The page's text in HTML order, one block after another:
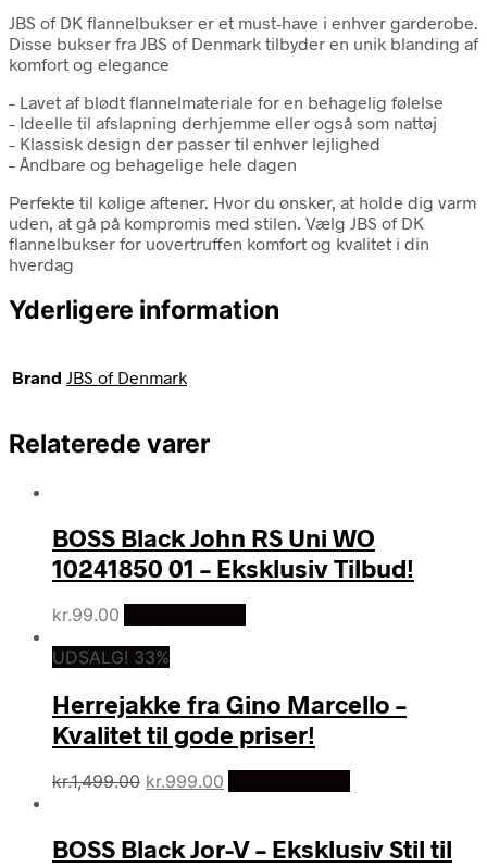
JBS of DK flannelbukser er et must-have i enhver garderobe.
Disse bukser fra JBS of Denmark tilbyder en unik blanding af
komfort og elegance
– Lavet af blødt flannelmateriale for en behagelig følelse
– Ideelle til afslapning derhjemme eller også som nattøj
– Klassisk design der passer til enhver lejlighed
– Åndbare og behagelige hele dagen
Perfekte til kølige aftener. Hvor du ønsker, at holde dig varm
uden, at gå på kompromis med stilen. Vælg JBS of DK
flannelbukser for uovertruffen komfort og kvalitet i din
hverdag
Yderligere information
Brand JBS of Denmark
Relaterede varer
BOSS Black John RS Uni WO
10241850 01 – Eksklusiv Tilbud!
kr.99.00
UDSALG! 33%
Herrejakke fra Gino Marcello –
Kvalitet til gode priser!
kr.1,499.00 Den
var:
kr.999.00
er:
BOSS Black Jor-V – Eksklusiv Stil til